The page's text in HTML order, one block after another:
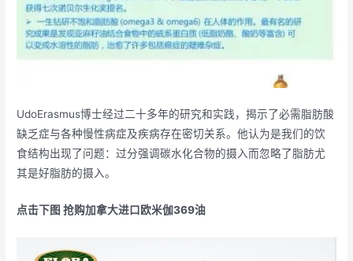
UdoErasmus博士经过二十多年的研究和实践，揭示了必需脂肪酸
缺乏症与各种慢性病症及疾病存在密切关系。他认为是我们的饮
食结构出现了问题：过分强调碳水化合物的摄入而忽略了脂肪尤
其是好脂肪的摄入。
点击下图 抢购加拿大进口欧米伽369油